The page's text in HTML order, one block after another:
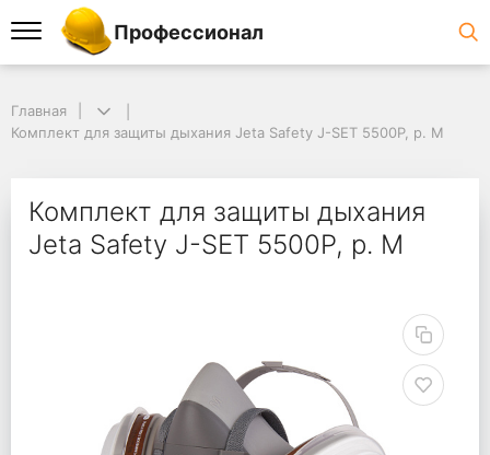
Профессионал
Главная
Комплект для защиты дыхания Jeta Safety J-SET 5500P, р. M
Комплект для защиты дыхания
Jeta Safety J-SET 5500P, р. M